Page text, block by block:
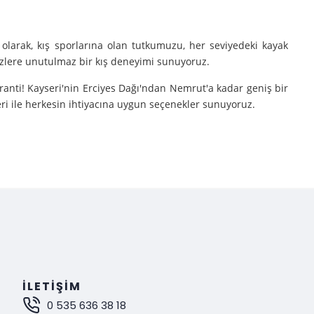
kış sporlarına olan tutkumuzu, her seviyedeki kayak
unutulmaz bir kış deneyimi sunuyoruz.
Kayseri'nin Erciyes Dağı'ndan Nemrut'a kadar geniş bir
ile herkesin ihtiyacına uygun seçenekler sunuyoruz.
çıkarıyoruz.
bir deneyim sunuyoruz.
İLETIŞIM
0 535 636 38 18